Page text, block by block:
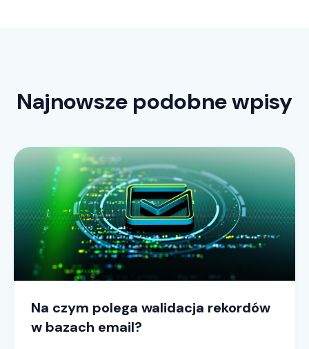
Najnowsze podobne wpisy
Na czym polega walidacja rekordów
w bazach email?